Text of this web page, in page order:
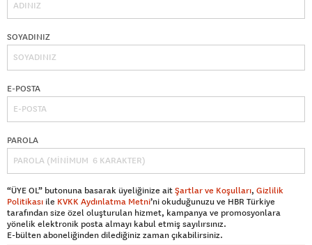
SOYADINIZ
E-POSTA
PAROLA
“ÜYE OL” butonuna basarak üyeliğinize aitŞartlar ve Koşulları, Gizlilik
Politikası ile KVKK Aydınlatma Metni’ni okuduğunuzu ve HBR Türkiye
tarafından size özel oluşturulan hizmet, kampanya ve promosyonlara
yönelik elektronik posta almayı kabul etmiş sayılırsınız.
E-bülten aboneliğinden dilediğiniz zaman çıkabilirsiniz.